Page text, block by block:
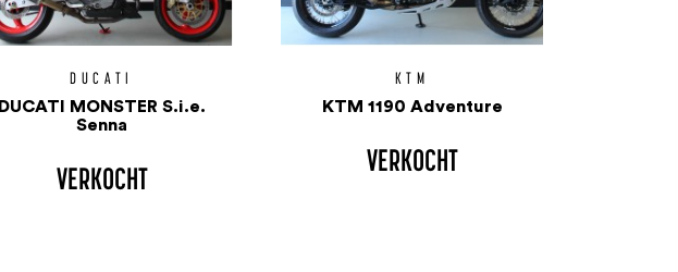
DUCATI
DUCATI MONSTER S.i.e.
Senna
VERKOCHT
KTM
KTM 1190 Adventure
VERKOCHT